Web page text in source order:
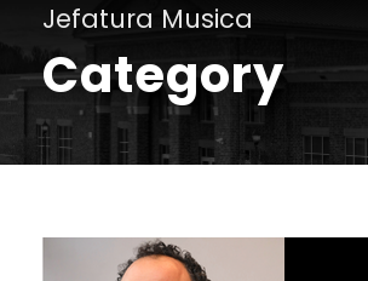
Jefatura Musica
Category